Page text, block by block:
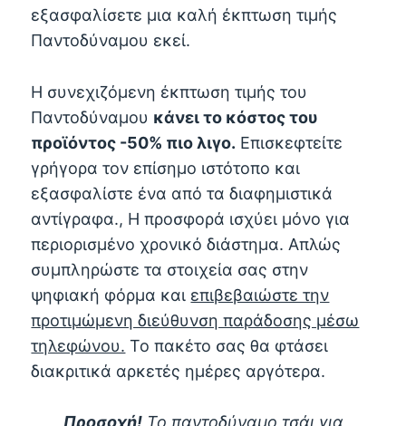
εξασφαλίσετε μια καλή έκπτωση τιμής
Παντοδύναμου εκεί.
Η συνεχιζόμενη έκπτωση τιμής του
Παντοδύναμου κάνει το κόστος του
προϊόντος -50% πιο λιγο. Επισκεφτείτε
γρήγορα τον επίσημο ιστότοπο και
εξασφαλίστε ένα από τα διαφημιστικά
αντίγραφα., Η προσφορά ισχύει μόνο για
περιορισμένο χρονικό διάστημα. Απλώς
συμπληρώστε τα στοιχεία σας στην
ψηφιακή φόρμα και επιβεβαιώστε την
προτιμώμενη διεύθυνση παράδοσης μέσω
τηλεφώνου. Το πακέτο σας θα φτάσει
διακριτικά αρκετές ημέρες αργότερα.
Προσοχή!Το παντοδύναμο τσάι για